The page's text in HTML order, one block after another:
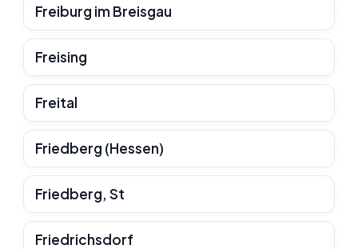
Freiburg im Breisgau
Freising
Freital
Friedberg (Hessen)
Friedberg, St
Friedrichsdorf